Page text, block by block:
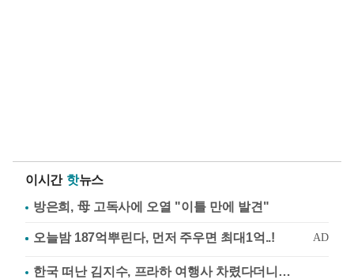
이시간 핫뉴스
방은희, 母 고독사에 오열 "이틀 만에 발견"
한국 떠난 김지수, 프라하 여행사 차렸다더니…